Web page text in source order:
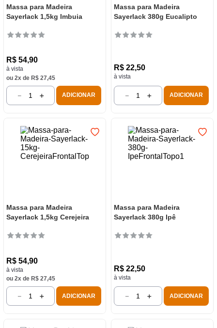
Massa para Madeira
Sayerlack 1,5kg Imbuia
R$ 54,90
à vista
ou 2x de R$ 27,45
＋
－ ADICIONAR
Massa para Madeira
Sayerlack 380g Eucalipto
R$ 22,50
à vista
＋
－ ADICIONAR
Massa para Madeira
Sayerlack 1,5kg Cerejeira
R$ 54,90
à vista
ou 2x de R$ 27,45
＋
－ ADICIONAR
Massa para Madeira
Sayerlack 380g Ipê
R$ 22,50
à vista
＋
－ ADICIONAR